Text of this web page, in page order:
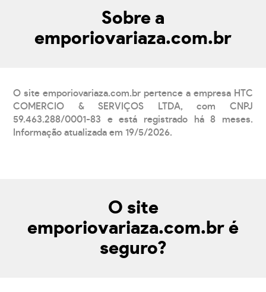
Sobre a
emporiovariaza.com.br
O site emporiovariaza.com.br pertence a empresa HTC
COMERCIO & SERVIÇOS LTDA, com CNPJ
59.463.288/0001-83 e está registrado há 8 meses.
Informação atualizada em 19/5/2026.
O site
emporiovariaza.com.br é
seguro?